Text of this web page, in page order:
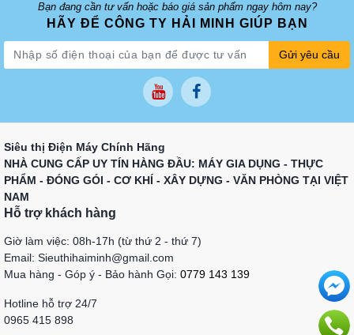
Bạn đang cần tư vấn hoặc báo giá sản phẩm ngay hôm nay?
HÃY ĐỂ CÔNG TY HẢI MINH GIÚP BẠN
Gửi yêu cầu
Siêu thị Điện Máy Chính Hãng
NHÀ CUNG CẤP UY TÍN HÀNG ĐẦU: MÁY GIA DỤNG - THỰC
PHẨM - ĐÓNG GÓI - CƠ KHÍ - XÂY DỰNG - VĂN PHÒNG TẠI VIỆT
NAM
Hỗ trợ khách hàng
Giờ làm việc: 08h-17h (từ thứ 2 - thứ 7)
Email: Sieuthihaiminh@gmail.com
Mua hàng - Góp ý - Bảo hành Gọi: 0779 143 139
Hotline hỗ trợ 24/7
0965 415 898